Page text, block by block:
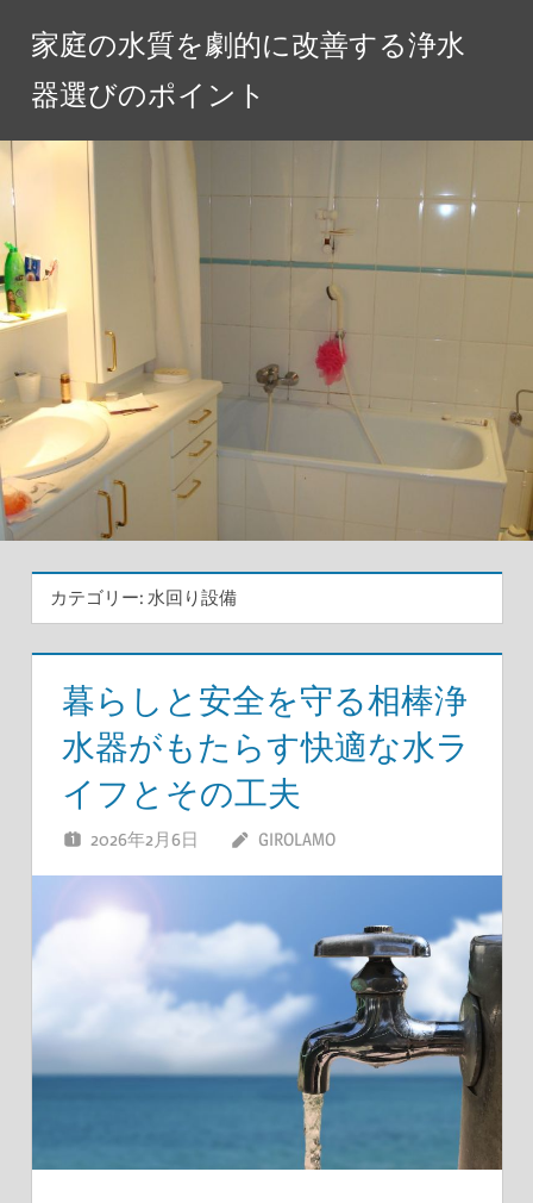
ツ
へ
ス
キ
ッ
プ
家庭の水質を劇的に改善する浄水
器選びのポイント
カテゴリー: 水回り設備
暮らしと安全を守る相棒浄
水器がもたらす快適な水ラ
イフとその工夫
2026年2月6日 GIROLAMO